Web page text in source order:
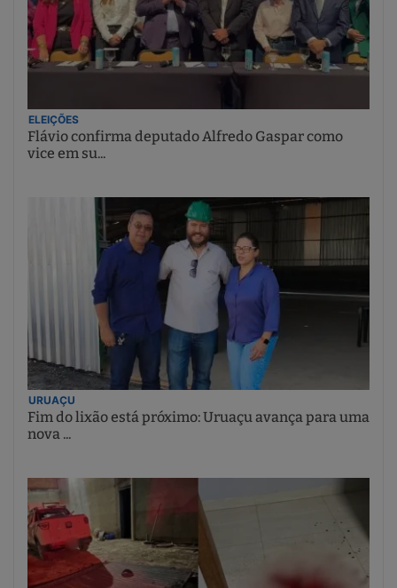
ELEIÇÕES
Flávio confirma deputado Alfredo Gaspar como
vice em su...
URUAÇU
Fim do lixão está próximo: Uruaçu avança para uma
nova ...